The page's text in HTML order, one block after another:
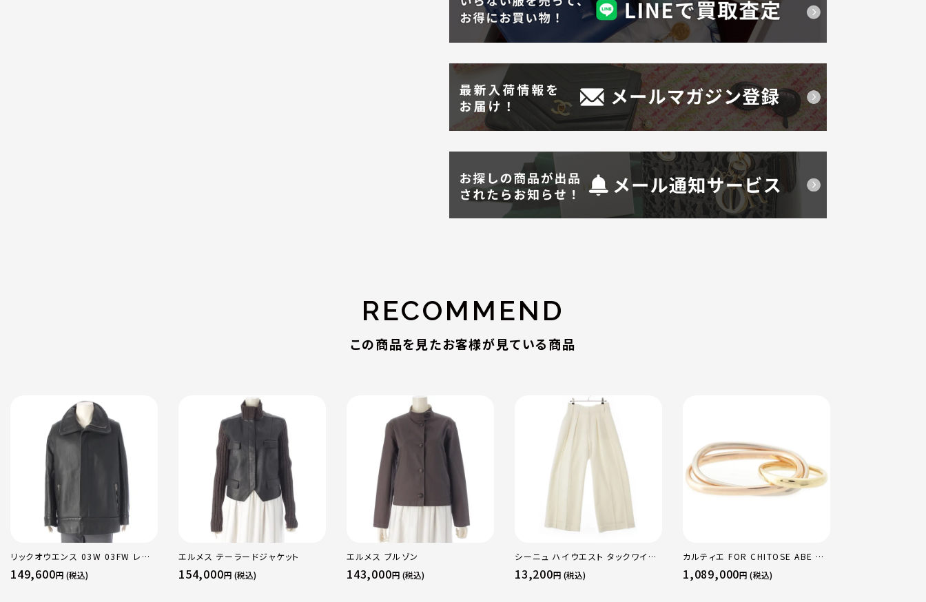
RECOMMEND
この商品を見たお客様が見ている商品
リックオウエンス 03W 03FW レザ
ー TRUCKER ライダースジャケット
アウター ブラック Ｍ
149,600円 (税込)
エルメス テーラードジャケット
154,000円 (税込)
エルメス ブルゾン
143,000円 (税込)
シーニュ ハイウエスト タックワイド
パンツ ボトムス オフホワイト 0
13,200円 (税込)
カルティエ FOR CHITOSE ABE OF
sacai サカイ 750 YG×PG×WG
トリニティ リング 指輪 マルチカラー
1,089,000円 (税込)